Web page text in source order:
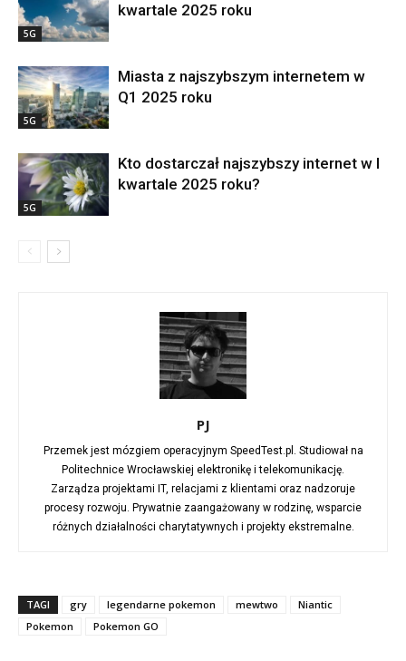
5G
kwartale 2025 roku
5G
Miasta z najszybszym internetem w
Q1 2025 roku
5G
Kto dostarczał najszybszy internet w I
kwartale 2025 roku?
PJ
Przemek jest mózgiem operacyjnym SpeedTest.pl. Studiował na
Politechnice Wrocławskiej elektronikę i telekomunikację.
Zarządza projektami IT, relacjami z klientami oraz nadzoruje
procesy rozwoju. Prywatnie zaangażowany w rodzinę, wsparcie
różnych działalności charytatywnych i projekty ekstremalne.
TAGI gry legendarne pokemon mewtwo
Niantic
Pokemon
Pokemon GO